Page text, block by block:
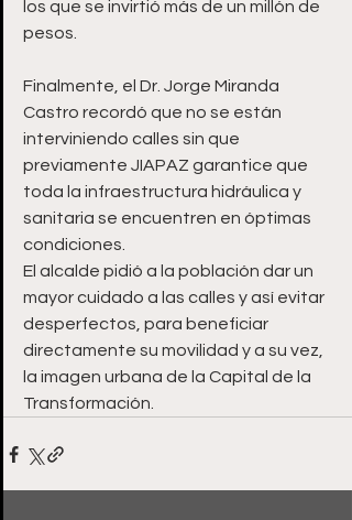
los que se invirtió más de un millón de
pesos.
Finalmente, el Dr. Jorge Miranda
Castro recordó que no se están
interviniendo calles sin que
previamente JIAPAZ garantice que
toda la infraestructura hidráulica y
sanitaria se encuentren en óptimas
condiciones.
El alcalde pidió a la población dar un
mayor cuidado a las calles y así evitar
desperfectos, para beneficiar
directamente su movilidad y a su vez,
la imagen urbana de la Capital de la
Transformación.